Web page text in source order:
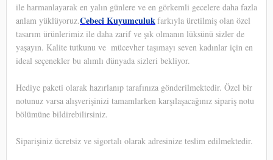
ile harmanlayarak en yalın günlere ve en görkemli gecelere daha fazla
anlam yüklüyoruz.Cebeci Kuyumculukfarkıyla üretilmiş olan özel
tasarım ürünlerimiz ile daha zarif ve şık olmanın lüksünü sizler de
yaşayın. Kalite tutkunu ve mücevher taşımayı seven kadınlar için en
ideal seçenekler bu alımlı dünyada sizleri bekliyor.
Hediye paketi olarak hazırlanıp tarafınıza gönderilmektedir. Özel bir
notunuz varsa alışverişinizi tamamlarken karşılaşacağınız sipariş notu
bölümüne bildirebilirsiniz.
Siparişiniz ücretsiz ve sigortalı olarak adresinize teslim edilmektedir.